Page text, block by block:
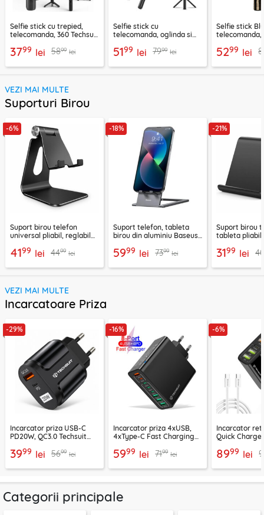
Selfie stick cu trepied,
telecomanda, 360 Techsuit
3799 lei 5899 lei
Selfie stick cu
telecomanda, oglinda si
5199 lei 7999 lei
Selfie stick
telecomanda,
5299 lei
VEZI MAI MULTE
Suporturi Birou
-6%
Suport birou telefon
universal pliabil, reglabil
negru
4199 lei 4499 lei
-18%
Suport telefon, tableta
birou din aluminiu Baseus,
5999 lei 7399 lei
-21%
Suport birou
tableta pliabil
3199 lei
VEZI MAI MULTE
Incarcatoare Priza
-29%
Incarcator priza USB-C
PD20W, QC3.0 Techsuit
CHPD038
3999 lei 5699 lei
-16%
Incarcator priza 4xUSB,
4xType-C Fast Charging
negru, CHPD224
5999 lei 7199 lei
-6%
Incarcator
Quick Charge
CHC2
8999 lei
Categorii principale